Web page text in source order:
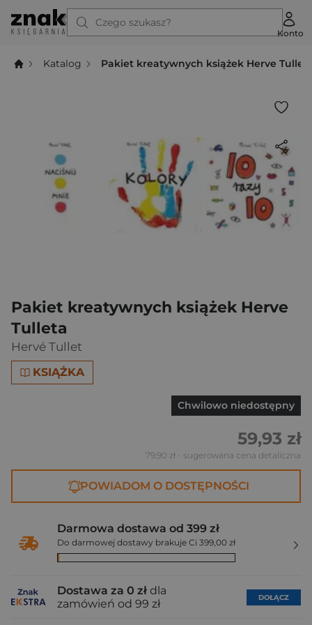
Czego szukasz?
Konto
Katalog Pakiet kreatywnych książek Herve
Pakiet kreatywnych książek Herve
Tulleta
Hervé Tullet
KSIĄŻKA
Chwilowo niedostępny
59,93 zł
79,90 zł - sugerowana cena detaliczna
POWIADOM O DOSTĘPNOŚCI
Darmowa dostawa od 399 zł
Do darmowej dostawy brakuje Ci 399,00 zł
Dostawa za 0 zł dla
zamówień od 99 zł
DOŁĄCZ